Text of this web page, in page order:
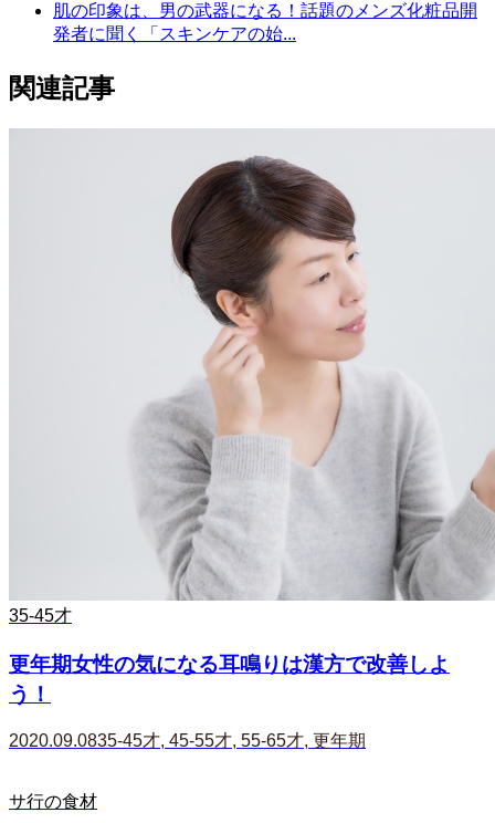
肌の印象は、男の武器になる！話題のメンズ化粧品開
発者に聞く「スキンケアの始...
関連記事
35-45才
更年期女性の気になる耳鳴りは漢方で改善しよ
う！
2020.09.0835-45才, 45-55才, 55-65才, 更年期
サ行の食材